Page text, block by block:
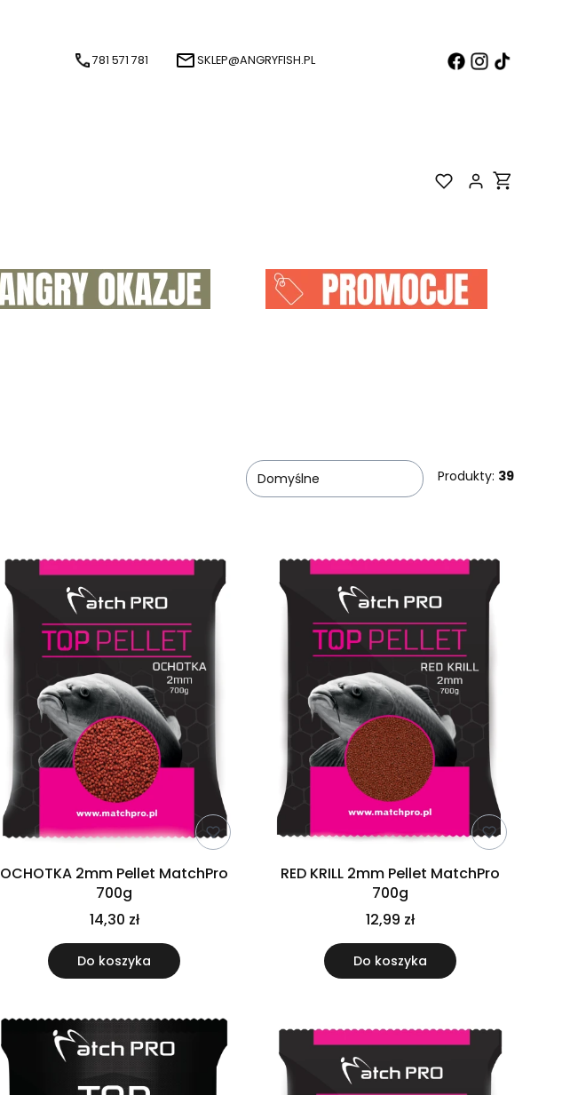
781 571 781 SKLEP@ANGRYFISH.PL
Produkty w
Domyślne Produkty: 39
OCHOTKA 2mm Pellet MatchPro
700g
14,30 zł
Do koszyka
RED KRILL 2mm Pellet MatchPro
700g
12,99 zł
Do koszyka